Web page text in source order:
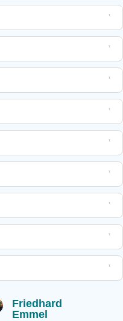
Friedhard
Emmel